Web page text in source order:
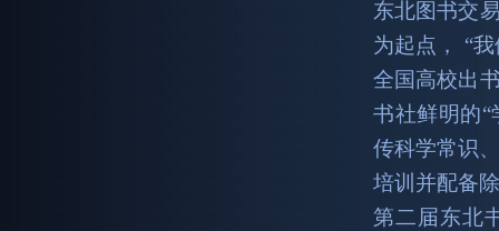
东北图书交
为起点， “
全国高校出
书社鲜明的“
传科学常识
培训并配备
第二届东北